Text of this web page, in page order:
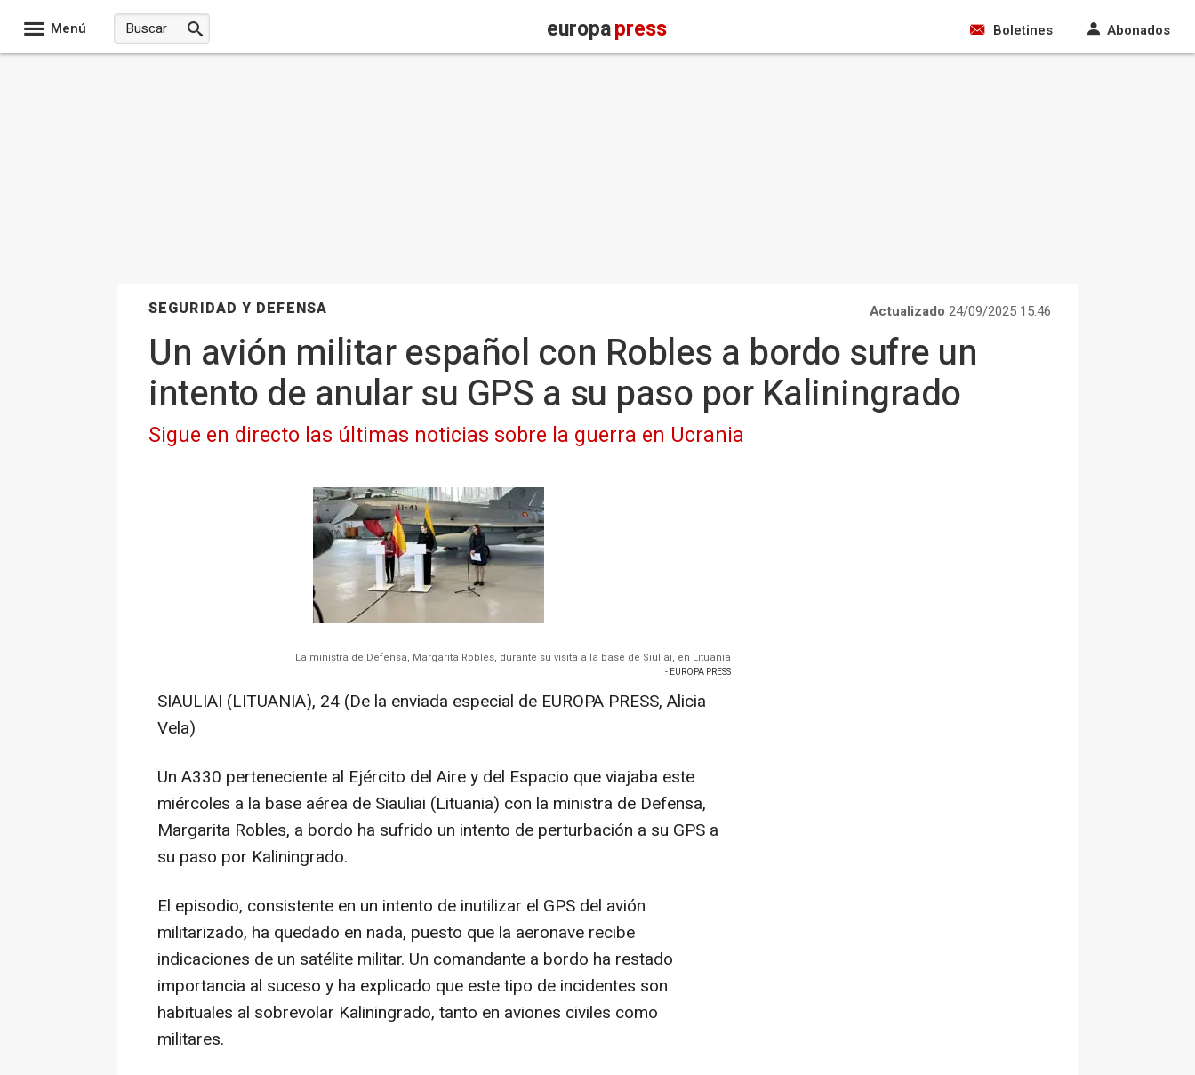
Menú europapress Boletines Abonados
SEGURIDAD Y DEFENSA Actualizado 24/09/2025 15:46
Un avión militar español con Robles a bordo sufre un
intento de anular su GPS a su paso por Kaliningrado
Sigue en directo las últimas noticias sobre la guerra en Ucrania
La ministra de Defensa, Margarita Robles, durante su visita a la base de Siuliai, en Lituania
- EUROPA PRESS
SIAULIAI (LITUANIA), 24 (De la enviada especial de EUROPA PRESS, Alicia
Vela)
Un A330 perteneciente al Ejército del Aire y del Espacio que viajaba este
miércoles a la base aérea de Siauliai (Lituania) con la ministra de Defensa,
Margarita Robles, a bordo ha sufrido un intento de perturbación a su GPS a
su paso por Kaliningrado.
El episodio, consistente en un intento de inutilizar el GPS del avión
militarizado, ha quedado en nada, puesto que la aeronave recibe
indicaciones de un satélite militar. Un comandante a bordo ha restado
importancia al suceso y ha explicado que este tipo de incidentes son
habituales al sobrevolar Kaliningrado, tanto en aviones civiles como
militares.